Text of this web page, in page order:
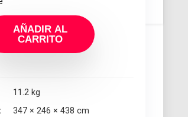
AÑADIR AL
CARRITO
11.2 kg
347 × 246 × 438 cm